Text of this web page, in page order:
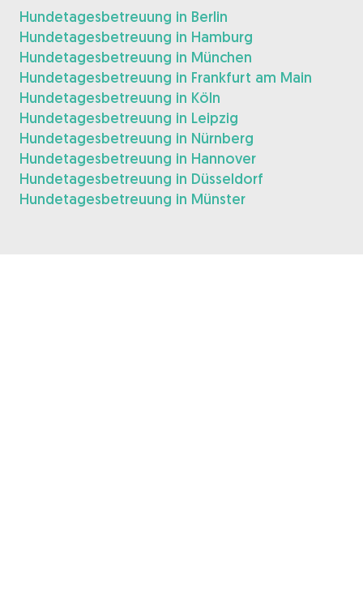
Hundetagesbetreuung in Berlin
Hundetagesbetreuung in Hamburg
Hundetagesbetreuung in München
Hundetagesbetreuung in Frankfurt am Main
Hundetagesbetreuung in Köln
Hundetagesbetreuung in Leipzig
Hundetagesbetreuung in Nürnberg
Hundetagesbetreuung in Hannover
Hundetagesbetreuung in Düsseldorf
Hundetagesbetreuung in Münster